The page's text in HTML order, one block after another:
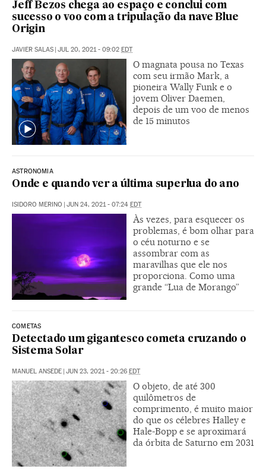
Jeff Bezos chega ao espaço e conclui com
sucesso o voo com a tripulação da nave Blue
Origin
JAVIER SALAS JUL 20, 2021 - 09:02 EDT
O magnata pousa no Texas
com seu irmão Mark, a
pioneira Wally Funk e o
jovem Oliver Daemen,
depois de um voo de menos
de 15 minutos
ASTRONOMIA
Onde e quando ver a última superlua do ano
ISIDORO MERINO | JUN 24, 2021 - 07:24 EDT
Às vezes, para esquecer os
problemas, é bom olhar para
o céu noturno e se
assombrar com as
maravilhas que ele nos
proporciona. Como uma
grande “Lua de Morango”
COMETAS
Detectado um gigantesco cometa cruzando o
Sistema Solar
MANUEL ANSEDE | JUN 23, 2021 - 20:26 EDT
O objeto, de até 300
quilômetros de
comprimento, é muito maior
do que os célebres Halley e
Hale-Bopp e se aproximará
da órbita de Saturno em 2031